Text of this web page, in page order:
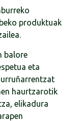
produktuak
balore
eta
haurtzarotik
elikadura